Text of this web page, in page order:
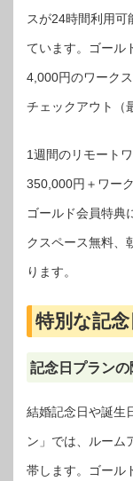
スが24時間利用可
ています。ゴール
4,000円のワーク
チェックアウト（
1週間のリモート
350,000円＋ワー
ゴールド会員特典
クスペース無料、
ります。
特別な記
記念日プラン
結婚記念日や誕生
ン」では、ルーム
帯します。ゴール